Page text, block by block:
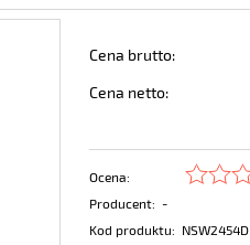
Cena brutto:
Cena netto:
Ocena:
Producent: -
Kod produktu: NSW2454D